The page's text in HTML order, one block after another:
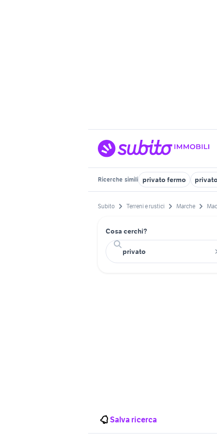
Ricerche simili privato fermo
Subito Terreni e rustici Marche
Cosa cerchi?
Salva ricerca